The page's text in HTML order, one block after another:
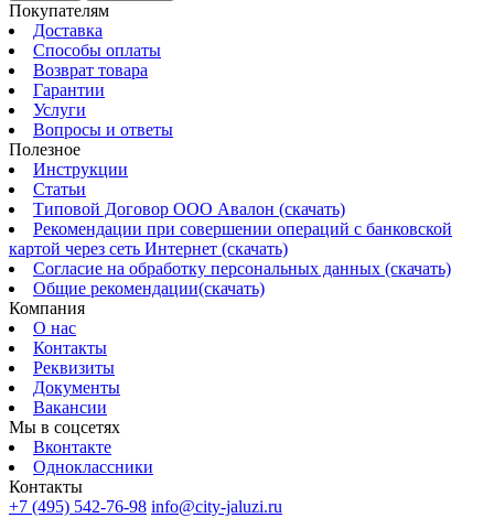
Покупателям
Доставка
Способы оплаты
Возврат товара
Гарантии
Услуги
Вопросы и ответы
Полезное
Инструкции
Статьи
Типовой Договор ООО Авалон (скачать)
Рекомендации при совершении операций с банковской
картой через сеть Интернет (скачать)
Согласие на обработку персональных данных (скачать)
Общие рекомендации(скачать)
Компания
О нас
Контакты
Реквизиты
Документы
Вакансии
Мы в соцсетях
Вконтакте
Одноклассники
Контакты
+7 (495) 542-76-98 info@city-jaluzi.ru